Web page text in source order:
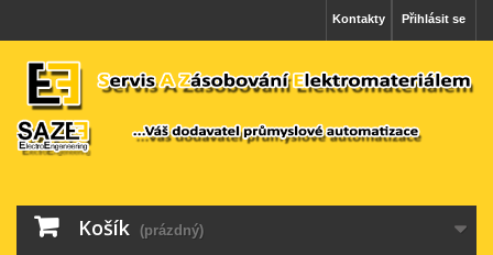
Přihlásit se
Kontakty
Košík (prázdný)